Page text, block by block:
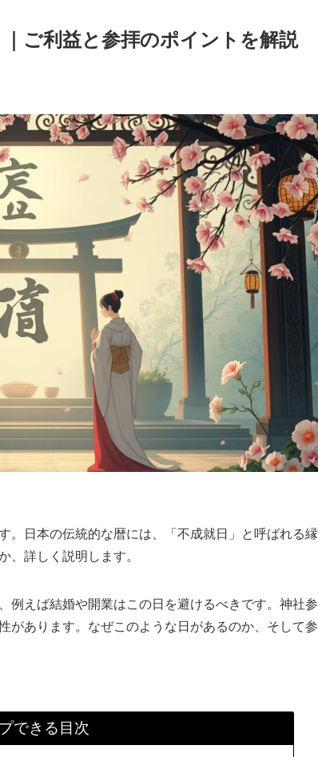
ご利益と参拝のポイントを解説
。日本の伝統的な暦には、「不成就日」と呼ばれる縁
、詳しく説明します。
例えば結婚や開業はこの日を避けるべきです。神社参
があります。なぜこのような日があるのか、そして参
できる目次